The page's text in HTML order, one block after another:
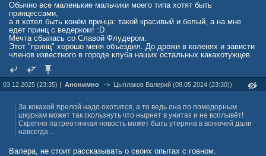
Обычно все маленькие мальчики моего типа хотят быть
принцессами,
а я хотел быть конём принца: такой красивый и белый, а на мне
едет принц с ведерком! :D
Мечта сбылась со Славой Флудером.
Этот "принц" хорошо меня объездил. До дрожи в коленях и зависти
членов известного в городе клуба наших остальных какахотужцев
03.12.2025 (23:35) | Анонимно -> Цыплаков Валерий (08.05.2024 (23:30))
За кокахой прелой надо охотится, а то ведь она по помедорным
шкуркам может так скользнуть что нырнет в унитаз и не всплывёт!
Скрепно патреотичная новость может быть утеряна в вонючей дали
навсегда...
Валера, не стоит рассказывать о своих опытах с говном.